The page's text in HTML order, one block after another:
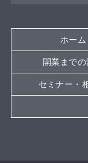
ホーム
開業まで
セミナー・